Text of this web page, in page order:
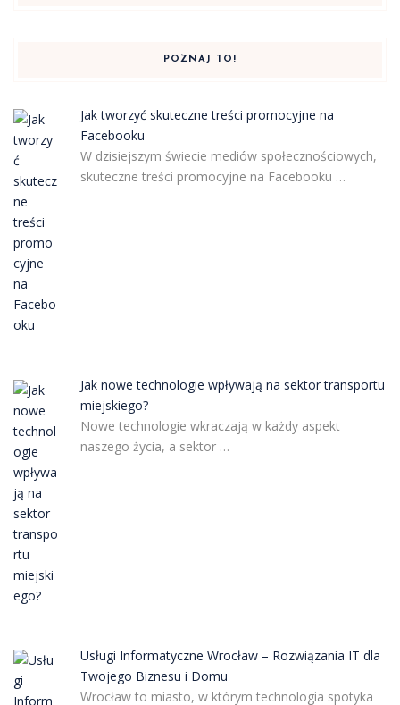
POZNAJ TO!
Jak tworzyć skuteczne treści promocyjne na
Facebooku
W dzisiejszym świecie mediów społecznościowych,
skuteczne treści promocyjne na Facebooku …
Jak nowe technologie wpływają na sektor transportu
miejskiego?
Nowe technologie wkraczają w każdy aspekt
naszego życia, a sektor …
Usługi Informatyczne Wrocław – Rozwiązania IT dla
Twojego Biznesu i Domu
Wrocław to miasto, w którym technologia spotyka